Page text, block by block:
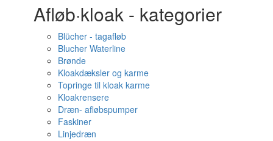
Afløb·kloak - kategorier
Blücher - tagafløb
Blucher Waterline
Brønde
Kloakdæksler og karme
Topringe til kloak karme
Kloakrensere
Dræn- afløbspumper
Faskiner
Linjedræn